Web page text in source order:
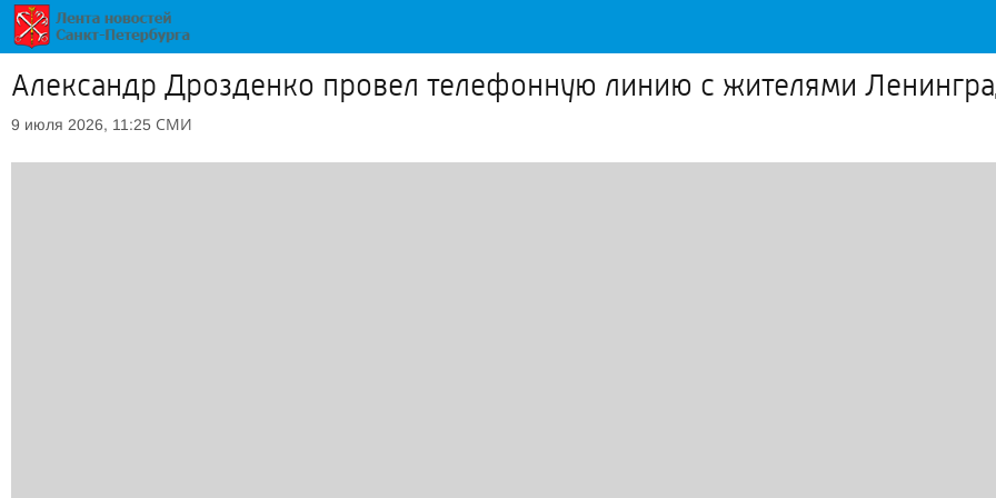
Александр Дрозденко провел телефонную линию с жителями
9 июля 2026, 11:25 СМИ